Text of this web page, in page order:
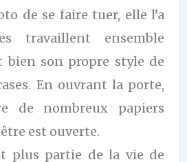
de se faire tuer, elle l’a
travaillent ensemble
bien son propre style de
En ouvrant la porte,
de nombreux papiers
est ouverte.
plus partie de la vie de